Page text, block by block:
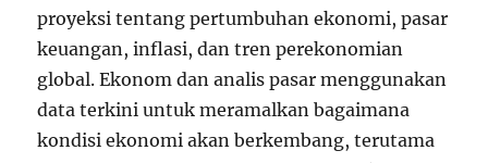
proyeksi tentang pertumbuhan ekonomi, pasar
keuangan, inflasi, dan tren perekonomian
global. Ekonom dan analis pasar menggunakan
data terkini untuk meramalkan bagaimana
kondisi ekonomi akan berkembang, terutama